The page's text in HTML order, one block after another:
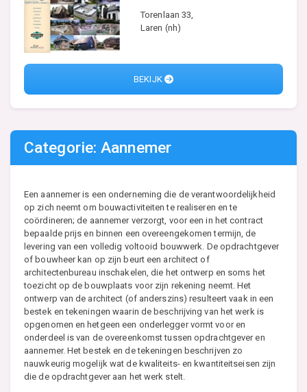
Torenlaan 33,
Laren (nh)
BEKIJK
Categorie: Aannemer
Een aannemer is een onderneming die de verantwoordelijkheid
op zich neemt om bouwactiviteiten te realiseren en te
coördineren; de aannemer verzorgt, voor een in het contract
bepaalde prijs en binnen een overeengekomen termijn, de
levering van een volledig voltooid bouwwerk. De opdrachtgever
of bouwheer kan op zijn beurt een architect of
architectenbureau inschakelen, die het ontwerp en soms het
toezicht op de bouwplaats voor zijn rekening neemt. Het
ontwerp van de architect (of anderszins) resulteert vaak in een
bestek en tekeningen waarin de beschrijving van het werk is
opgenomen en hetgeen een onderlegger vormt voor en
onderdeel is van de overeenkomst tussen opdrachtgever en
aannemer. Het bestek en de tekeningen beschrijven zo
nauwkeurig mogelijk wat de kwaliteits- en kwantiteitseisen zijn
die de opdrachtgever aan het werk stelt.